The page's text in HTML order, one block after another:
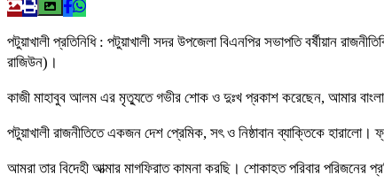
পটুয়াখালী প্রতিনিধি : পটুয়াখালী সদর উপজেলা বিএনপির সভাপতি বর্ষীয়ান
রাজিউন)।
কাজী মাহাবুব আলম এর মৃত্যুতে গভীর শোক ও দুঃখ প্রকাশ করেছেন, আমার
পটুয়াখালী রাজনীতিতে একজন দেশ প্রেমিক, সৎ ও নিষ্ঠাবান ব্যাক্তিকে
আমরা তার বিদেহী আত্মার মাগফিরাত কামনা করছি। শোকাহত পরিবার